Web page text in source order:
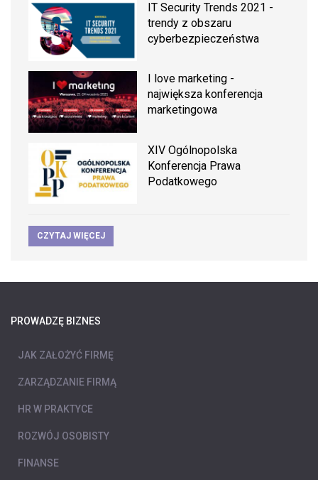
IT Security Trends 2021 -
trendy z obszaru
cyberbezpieczeństwa
I love marketing -
największa konferencja
marketingowa
XIV Ogólnopolska
Konferencja Prawa
Podatkowego
CZYTAJ WIĘCEJ
PROWADZĘ BIZNES
JAK ZAŁOŻYĆ FIRMĘ
ZARZĄDZANIE FIRMĄ
HR W PRAKTYCE
ROZWÓJ OSOBISTY
FINANSE